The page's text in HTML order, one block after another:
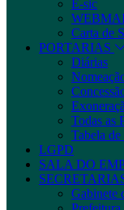
E-sic
Carta de
PORTARIAS
Diárias
Todas as
Tabela
LGPD
SALA DO
Gabinete